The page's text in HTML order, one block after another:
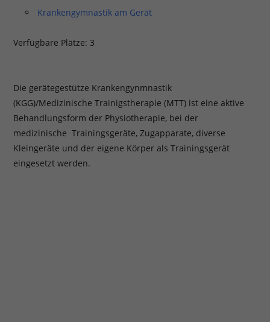
Krankengymnastik am Gerät
Verfügbare Plätze: 3
Die gerätegestütze Krankengynmnastik
(KGG)/Medizinische Trainigstherapie (MTT) ist eine aktive
Behandlungsform der Physiotherapie, bei der
medizinische Trainingsgeräte, Zugapparate, diverse
Kleingeräte und der eigene Körper als Trainingsgerät
eingesetzt werden.